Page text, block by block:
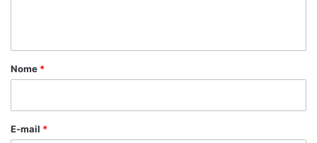
r
*
Nome *
E-mail *